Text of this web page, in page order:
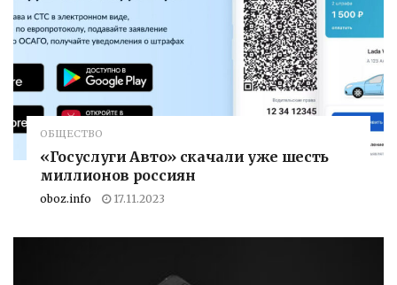
ОБЩЕСТВО
«Госуслуги Авто» скачали уже шесть
миллионов россиян
oboz.info 17.11.2023